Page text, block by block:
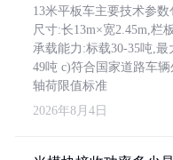
13米平板车主要技术参数
尺寸:长13m×宽2.45m,栏
承载能力:标载30-35吨,最
49吨 c)符合国家道路车辆
轴荷限值标准
2026年8月4日